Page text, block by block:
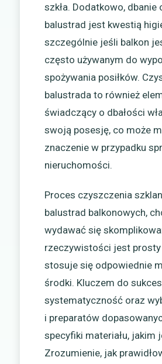
szkła. Dodatkowo,
balustrad jest kwestią
szczególnie jeśli balkon
często używanym do
spożywania posiłków.
balustrada to również
świadczący o dbałości
swoją posesję, co może
znaczenie w przypadku
nieruchomości.
Proces czyszczenia
balustrad balkonowych,
wydawać się
rzeczywistości jest prosty
stosuje się odpowiednie
środki. Kluczem do
systematyczność oraz
i preparatów
specyfiki materiału, jakim
Zrozumienie, jak